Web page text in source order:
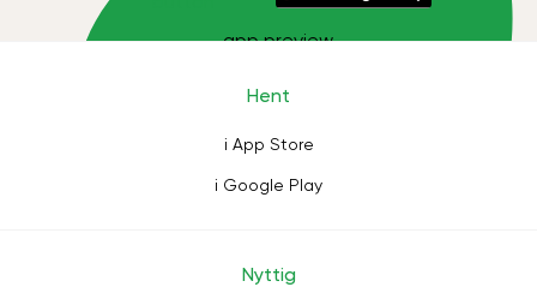
Hent
i App Store
i Google Play
Nyttig